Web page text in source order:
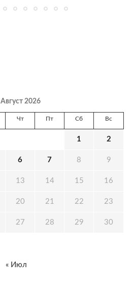
Август 2026
Чт Пт Сб Вс
1 2
6 7 8 9
13 14 15 16
20 21 22 23
27 28 29 30
« Июл